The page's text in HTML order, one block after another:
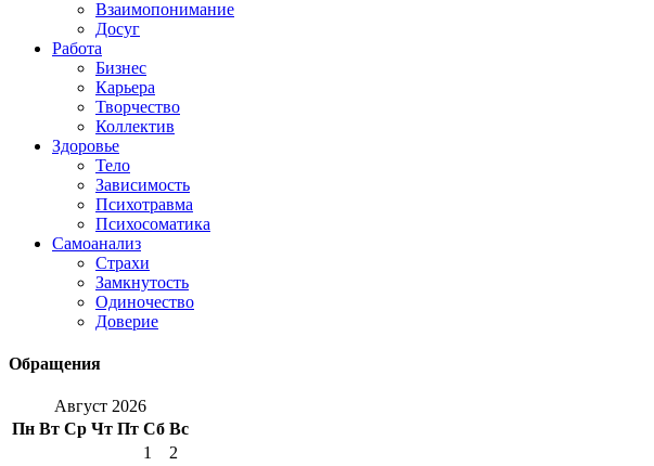
Взаимопонимание
Досуг
Работа
Бизнес
Карьера
Творчество
Коллектив
Здоровье
Тело
Зависимость
Психотравма
Психосоматика
Самоанализ
Страхи
Замкнутость
Одиночество
Доверие
Обращения
Август 2026
Пн Вт Ср Чт Пт Сб Вс
1
2